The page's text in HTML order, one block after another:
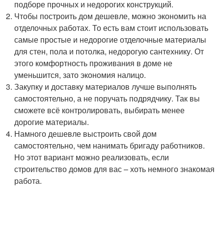
подборе прочных и недорогих конструкций.
Чтобы построить дом дешевле, можно экономить на
отделочных работах. То есть вам стоит использовать
самые простые и недорогие отделочные материалы
для стен, пола и потолка, недорогую сантехнику. От
этого комфортность проживания в доме не
уменьшится, зато экономия налицо.
Закупку и доставку материалов лучше выполнять
самостоятельно, а не поручать подрядчику. Так вы
сможете всё контролировать, выбирать менее
дорогие материалы.
Намного дешевле выстроить свой дом
самостоятельно, чем нанимать бригаду работников.
Но этот вариант можно реализовать, если
строительство домов для вас – хоть немного знакомая
работа.